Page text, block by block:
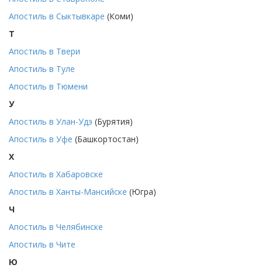
Апостиль в Сыктывкаре (Коми)
Т
Апостиль в Твери
Апостиль в Туле
Апостиль в Тюмени
У
Апостиль в Улан-Удэ (Бурятия)
Апостиль в Уфе (Башкортостан)
Х
Апостиль в Хабаровске
Апостиль в Ханты-Мансийске (Югра)
Ч
Апостиль в Челябинске
Апостиль в Чите
Ю